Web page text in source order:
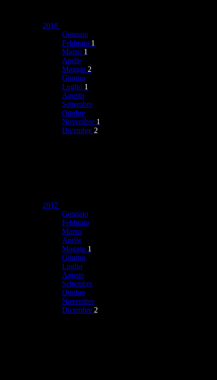
2018
Gennaio
Febbraio 1
Marzo 1
Aprile
Maggio 2
Giugno
Luglio 1
Agosto
Settembre
Ottobre
Novembre 1
Dicembre 2
2017
Gennaio
Febbraio
Marzo
Aprile
Maggio 1
Giugno
Luglio
Agosto
Settembre
Ottobre
Novembre
Dicembre 2